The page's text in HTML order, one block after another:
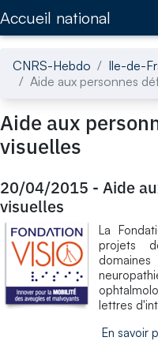
Accueil national
CNRS-Hebdo Ile-de-
Aide aux personnes
Aide aux
visuelles
20/04/2015 - Aide
visuelles
La
projets
lettres
En savoir